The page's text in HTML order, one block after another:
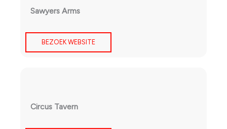
Sawyers Arms
BEZOEK WEBSITE
Circus Tavern